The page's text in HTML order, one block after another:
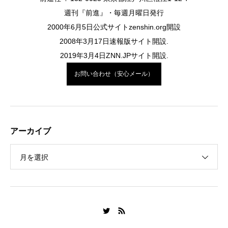
週刊『前進』・毎週月曜日発行
2000年6月5日公式サイトzenshin.org開設
2008年3月17日速報版サイト開設.
2019年3月4日ZNN.JPサイト開設.
お問い合わせ（安心メール）
アーカイブ
月を選択